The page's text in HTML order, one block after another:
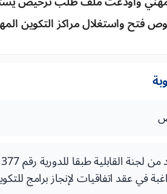
في عقد اتفاقيات لإنجاز برامج